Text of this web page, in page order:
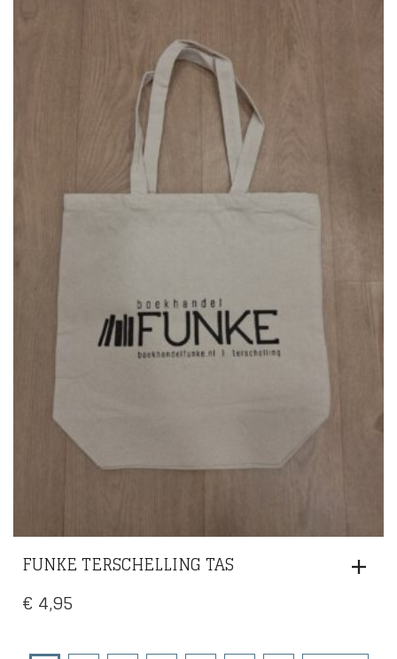
FUNKE TERSCHELLING TAS
€ 4,95